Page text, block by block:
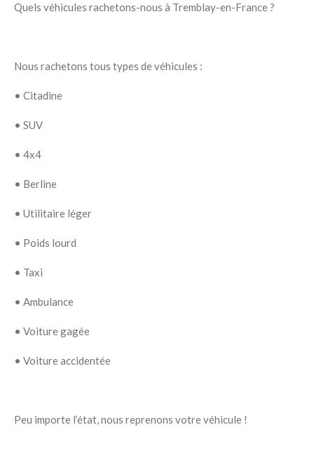
Quels véhicules rachetons-nous à Tremblay-en-France ?
Nous rachetons tous types de véhicules :
• Citadine
• SUV
• 4x4
• Berline
• Utilitaire léger
• Poids lourd
• Taxi
• Ambulance
• Voiture gagée
• Voiture accidentée
Peu importe l’état, nous reprenons votre véhicule !